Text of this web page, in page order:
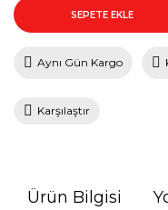
SEPETE EKLE
Aynı Gün Kargo
Karşılaştır
Ürün Bilgisi